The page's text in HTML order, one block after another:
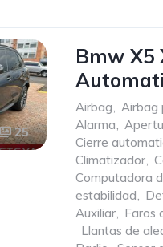
25
Bmw X5
Airbag, Airbag
Alarma,
Cierre
Climatizador,
Computadora
estabilidad,
Auxiliar, Faros
Llantas de